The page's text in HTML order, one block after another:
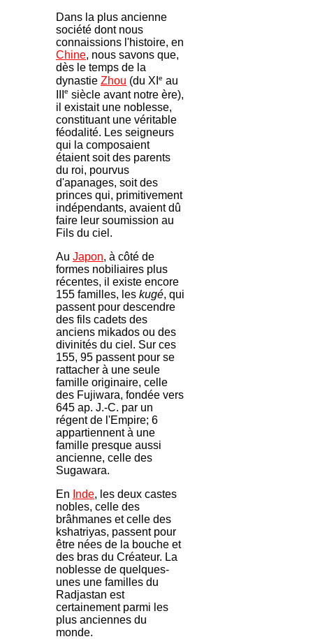
Dans la plus ancienne
société dont nous
connaissions l'histoire, en
Chine, nous savons que,
dès le temps de la
dynastie Zhou (du XI e au
e siècle avant notre ère),
il existait une noblesse,
constituant une véritable
féodalité. Les seigneurs
qui la composaient
étaient soit des parents
du roi, pourvus
d'apanages, soit des
princes qui, primitivement
indépendants, avaient dû
faire leur soumission au
Fils du ciel.
Au Japon, à côté de
formes nobiliaires plus
récentes, il existe encore
155 familles, les kugé, qui
passent pour descendre
des fils cadets des
anciens mikados ou des
divinités du ciel. Sur ces
155, 95 passent pour se
rattacher à une seule
famille originaire, celle
des Fujiwara, fondée vers
645 ap. J.-C. par un
régent de l'Empire; 6
appartiennent à une
famille presque aussi
ancienne, celle des
Sugawara.
En Inde, les deux castes
nobles, celle des
brâhmanes et celle des
kshatriyas, passent pour
être nées de la bouche et
des bras du Créateur. La
noblesse de quelques-
unes une familles du
Radjastan est
certainement parmi les
plus anciennes du
monde.